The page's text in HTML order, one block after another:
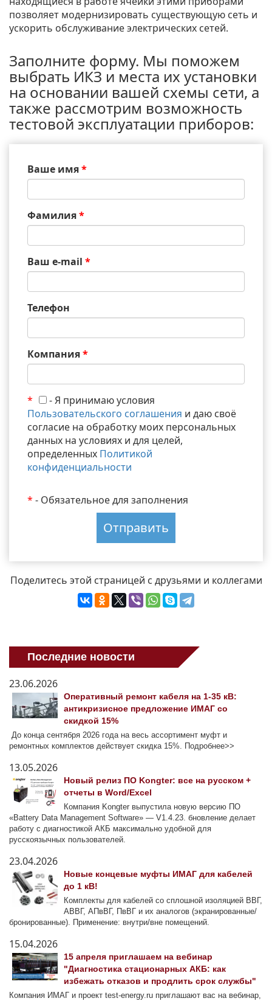
позволяет модернизировать существующую сеть и
ускорить обслуживание электрических сетей.
Заполните форму. Мы поможем
выбрать ИКЗ и места их установки
на основании вашей схемы сети, а
также рассмотрим возможность
тестовой эксплуатации приборов:
Ваше имя*
Фамилия*
Ваш e-mail *
Телефон
Компания*
*
- Я принимаю условия
Пользовательского соглашения и даю своё
согласие на обработку моих персональных
данных на условиях и для целей,
определенных Политикой
конфиденциальности
* - Обязательное для заполнения
Поделитесь этой страницей с друзьями и коллегами
Последние новости
23.06.2026
Оперативный ремонт кабеля на 1-35 кВ:
антикризисное предложение ИМАГ со
скидкой 15%
До конца сентября 2026 года на весь ассортимент муфт и
ремонтных комплектов действует скидка 15%. Подробнее>>
13.05.2026
Новый релиз ПО Kongter: все на русском +
отчеты в Word/Excel
Компания Kongter выпустила новую версию ПО
«Battery Data Management Software» — V1.4.23. бновление делает
работу с диагностикой АКБ максимально удобной для
русскоязычных пользователей.
23.04.2026
Новые концевые муфты ИМАГ для кабелей
до 1 кВ!
Комплекты для кабелей со сплошной изоляцией ВВГ,
АВВГ, АПвВГ, ПвВГ и их аналогов (экранированные/
бронированные). Применение: внутри/вне помещений.
15.04.2026
15 апреля приглашаем на вебинар
"Диагностика стационарных АКБ: как
избежать отказов и продлить срок службы"
Компания ИМАГ и проект test-energy.ru приглашают вас на вебинар,